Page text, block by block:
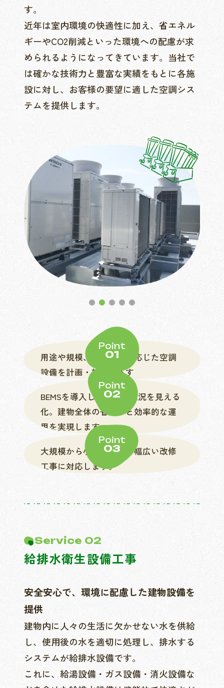
す。
近年は室内環境の快適性に加え、省エネル
ギーやCO2削減といった環境への配慮が求
められるようになってきています。当社で
は確かな技術力と豊富な実績をもとに各施
設に対し、お客様の要望に適した空調シス
テムを提供します。
Point
01
用途や規模、利用環境に応じた空調
設備を計画・施工します
Point
02
BEMSを導入し設備運転状況を見える
化。建物全体の省エネと効率的な運
用を実現します
Point
03
大規模から小規模まで、幅広い改修
工事に対応します。
Service 02
給排水衛生設備工事
安全安心で、環境に配慮した建物設備を
提供
建物内に人々の生活に欠かせない水を供給
し、使用後の水を適切に処理し、排水する
システムが給排水設備です。
これに、給湯設備・ガス設備・消火設備な